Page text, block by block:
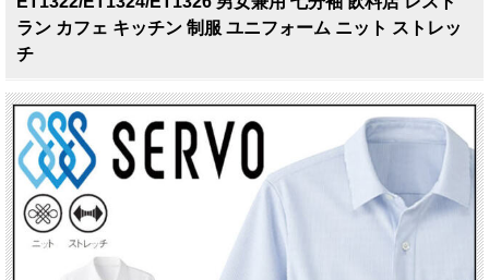
ラン カフェ キッチン 制服 ユニフォーム ニット ストレッ
チ